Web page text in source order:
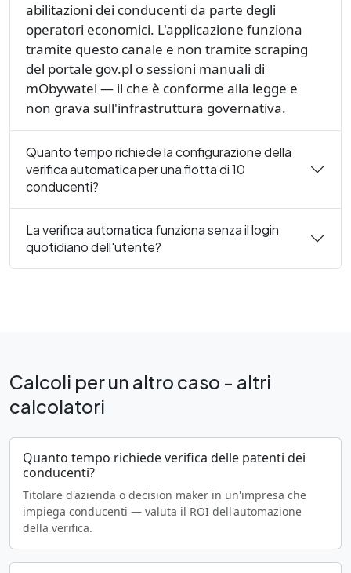
abilitazioni dei conducenti da parte degli
operatori economici. L'applicazione funziona
tramite questo canale e non tramite scraping
del portale gov.pl o sessioni manuali di
mObywatel — il che è conforme alla legge e
non grava sull'infrastruttura governativa.
Quanto tempo richiede la configurazione della
verifica automatica per una flotta di 10
conducenti?
La verifica automatica funziona senza il login
quotidiano dell'utente?
Calcoli per un altro caso - altri
calcolatori
Quanto tempo richiede verifica delle patenti dei
conducenti?
Titolare d'azienda o decision maker in un'impresa che
impiega conducenti — valuta il ROI dell'automazione
della verifica.